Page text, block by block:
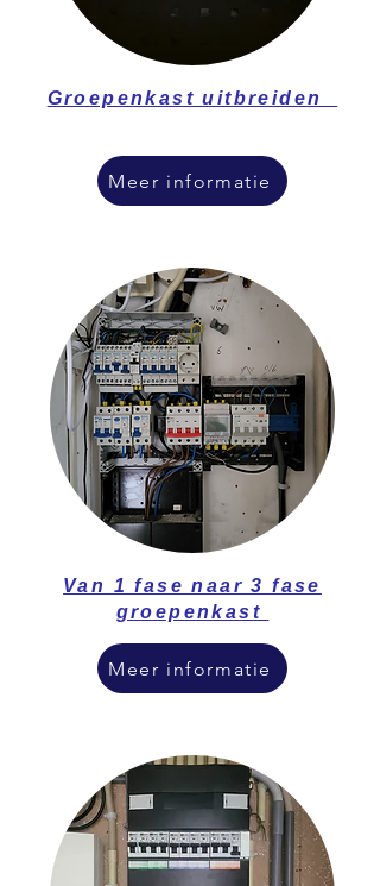
Groepenkast uitbreiden
Meer informatie
Van 1 fase naar 3 fase
groepenkast
Meer informatie